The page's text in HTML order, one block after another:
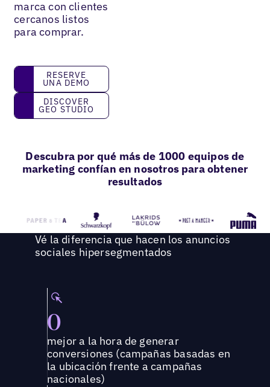
marca con clientes
cercanos listos
para comprar.
Reserve una demo
RESERVE
UNA DEMO
Discover GEO Studio
DISCOVER
GEO STUDIO
Descubra por qué más de 1000 equipos de
marketing confían en nosotros para obtener
resultados
Vé la diferencia que hacen los anuncios
sociales hipersegmentados
0
mejor a la hora de generar
conversiones (campañas basadas en
la ubicación frente a campañas
nacionales)